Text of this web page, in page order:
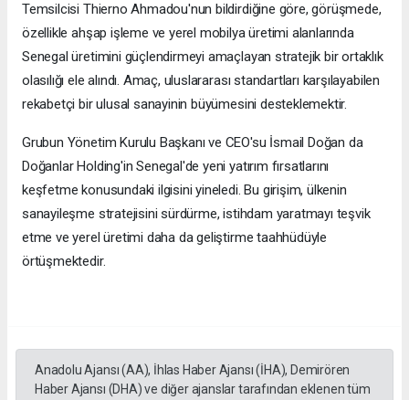
Temsilcisi Thierno Ahmadou'nun bildirdiğine göre, görüşmede,
özellikle ahşap işleme ve yerel mobilya üretimi alanlarında
Senegal üretimini güçlendirmeyi amaçlayan stratejik bir ortaklık
olasılığı ele alındı. Amaç, uluslararası standartları karşılayabilen
rekabetçi bir ulusal sanayinin büyümesini desteklemektir.
Grubun Yönetim Kurulu Başkanı ve CEO'su İsmail Doğan da
Doğanlar Holding'in Senegal'de yeni yatırım fırsatlarını
keşfetme konusundaki ilgisini yineledi. Bu girişim, ülkenin
sanayileşme stratejisini sürdürme, istihdam yaratmayı teşvik
etme ve yerel üretimi daha da geliştirme taahhüdüyle
örtüşmektedir.
Anadolu Ajansı (AA), İhlas Haber Ajansı (İHA), Demirören
Haber Ajansı (DHA) ve diğer ajanslar tarafından eklenen tüm